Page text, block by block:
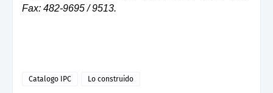
Fax: 482-9695 / 9513.
Catalogo IPC Lo construido